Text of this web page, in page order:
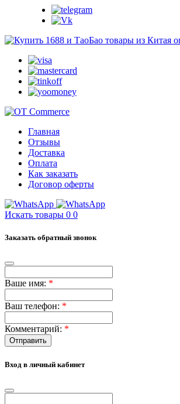
Главная
Отзывы
Доставка
Оплата
Как заказать
Договор оферты
Искать товары 0 0
Заказать обратный звонок
Ваше имя: *
Ваш телефон: *
Комментарий: *
Отправить
Вход в личный кабинет